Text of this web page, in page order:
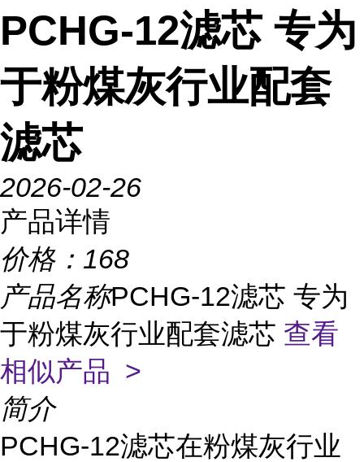
PCHG-12滤芯 专为
于粉煤灰行业配套
滤芯
2026-02-26
产品详情
价格： 168
产品名称PCHG-12滤芯 专为
于粉煤灰行业配套滤芯 查看
相似产品 >
简介
PCHG-12滤芯在粉煤灰行业